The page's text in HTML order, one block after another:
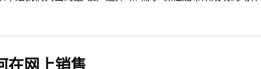
在网上销售